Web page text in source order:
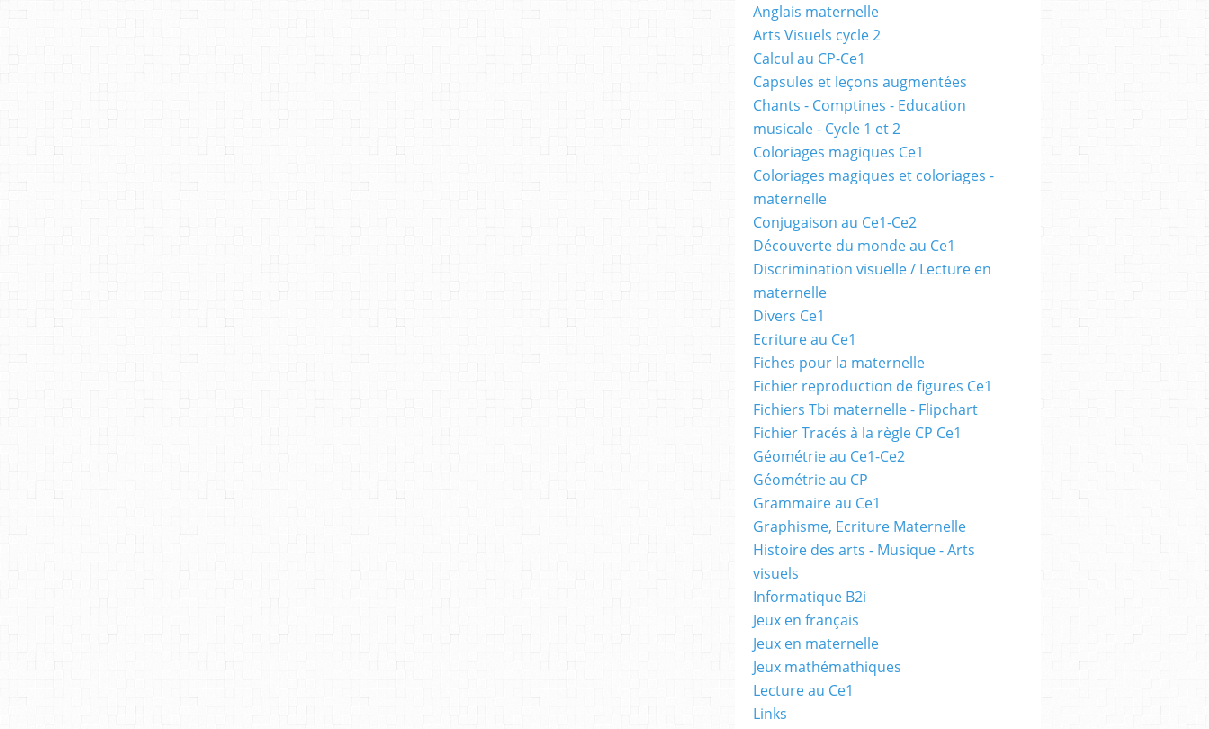
Anglais maternelle
Arts Visuels cycle 2
Calcul au CP-Ce1
Capsules et leçons augmentées
Chants - Comptines - Education
musicale - Cycle 1 et 2
Coloriages magiques Ce1
Coloriages magiques et coloriages -
maternelle
Conjugaison au Ce1-Ce2
Découverte du monde au Ce1
Discrimination visuelle / Lecture en
maternelle
Divers Ce1
Ecriture au Ce1
Fiches pour la maternelle
Fichier reproduction de figures Ce1
Fichiers Tbi maternelle - Flipchart
Fichier Tracés à la règle CP Ce1
Géométrie au Ce1-Ce2
Géométrie au CP
Grammaire au Ce1
Graphisme, Ecriture Maternelle
Histoire des arts - Musique - Arts
visuels
Informatique B2i
Jeux en français
Jeux en maternelle
Jeux mathémathiques
Lecture au Ce1
Links